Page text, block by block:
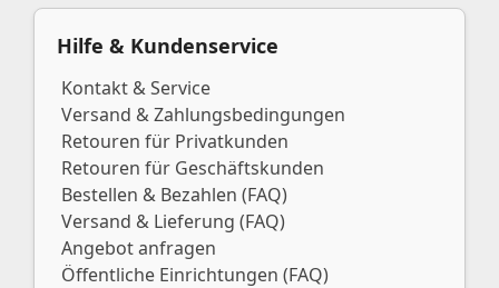
Hilfe & Kundenservice
Kontakt & Service
Versand & Zahlungsbedingungen
Retouren für Privatkunden
Retouren für Geschäftskunden
Bestellen & Bezahlen (FAQ)
Versand & Lieferung (FAQ)
Angebot anfragen
Öffentliche Einrichtungen (FAQ)